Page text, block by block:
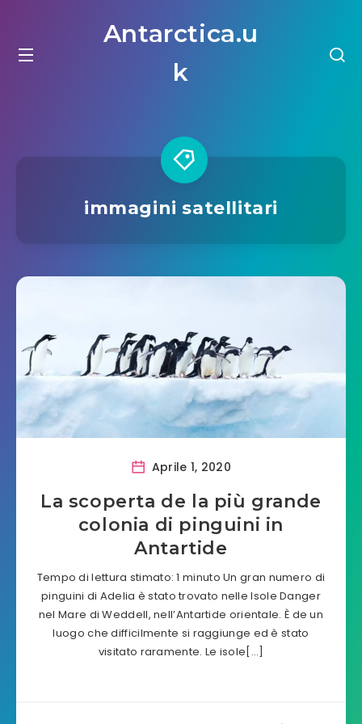
Antarctica.u
k
immagini satellitari
Aprile 1, 2020
La scoperta de la più grande
colonia di pinguini in
Antartide
Tempo di lettura stimato: 1 minuto Un gran numero di
pinguini di Adelia è stato trovato nelle Isole Danger
nel Mare di Weddell, nell’Antartide orientale. È de un
luogo che difficilmente si raggiunge ed è stato
visitato raramente. Le isole[…]